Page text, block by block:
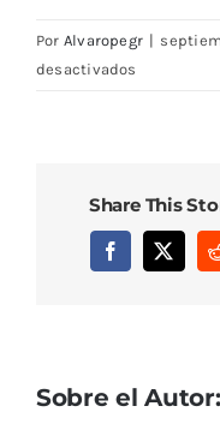
Por Alvaropegr |
desactivados
Share This
Facebook
X
Sobre el